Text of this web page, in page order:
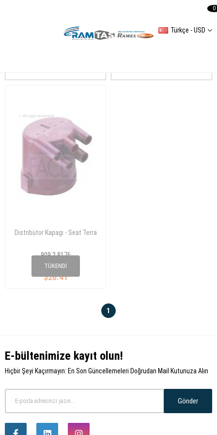
Türkçe - USD
0
TÜKENDI
Distribütor Kapagı - Seat Terra
909 2 8176
$26.41
FIAT 9915391
1
E-bültenimize kayıt olun!
Hiçbir Şeyi Kaçırmayın: En Son Güncellemeleri Doğrudan Mail Kutunuza Alın
Gönder